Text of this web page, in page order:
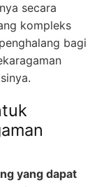
secara
kompleks
bagi
yang dapat